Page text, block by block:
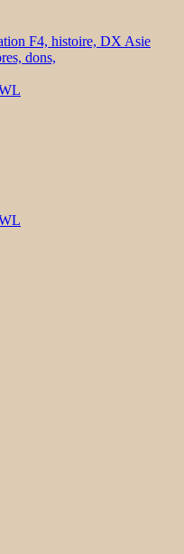
F4, histoire, DX Asie
dons,